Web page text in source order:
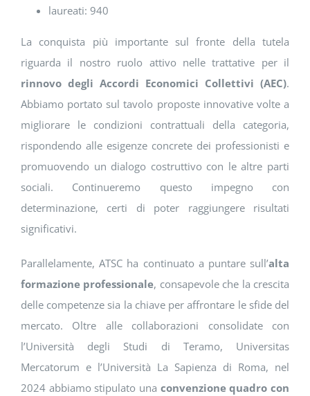
laureati: 940
La conquista più importante sul fronte della tutela
riguarda il nostro ruolo attivo nelle trattative per il
rinnovo degli Accordi Economici Collettivi (AEC).
Abbiamo portato sul tavolo proposte innovative volte a
migliorare le condizioni contrattuali della categoria,
rispondendo alle esigenze concrete dei professionisti e
promuovendo un dialogo costruttivo con le altre parti
sociali. Continueremo questo impegno con
determinazione, certi di poter raggiungere risultati
significativi.
Parallelamente, ATSC ha continuato a puntare sull’alta
formazione professionale, consapevole che la crescita
delle competenze sia la chiave per affrontare le sfide del
mercato. Oltre alle collaborazioni consolidate con
l’Università degli Studi di Teramo, Universitas
Mercatorum e l’Università La Sapienza di Roma, nel
2024 abbiamo stipulato una convenzione quadro con